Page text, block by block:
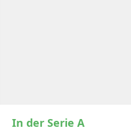
In der Serie A